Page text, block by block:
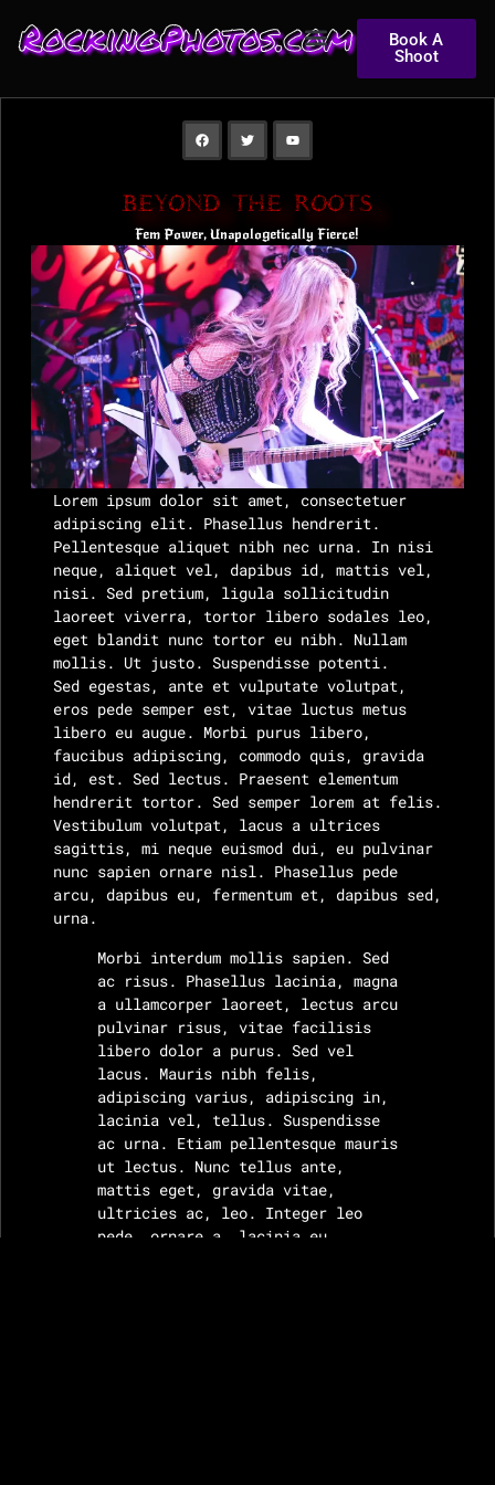
RockingPhotos.com
Book A
Shoot
BEYOND THE ROOTS
Fem Power, Unapologetically Fierce!
Lorem ipsum dolor sit amet, consectetuer
adipiscing elit. Phasellus hendrerit.
Pellentesque aliquet nibh nec urna. In nisi
neque, aliquet vel, dapibus id, mattis vel,
nisi. Sed pretium, ligula sollicitudin
laoreet viverra, tortor libero sodales leo,
eget blandit nunc tortor eu nibh. Nullam
mollis. Ut justo. Suspendisse potenti.
Sed egestas, ante et vulputate volutpat,
eros pede semper est, vitae luctus metus
libero eu augue. Morbi purus libero,
faucibus adipiscing, commodo quis, gravida
id, est. Sed lectus. Praesent elementum
hendrerit tortor. Sed semper lorem at felis.
Vestibulum volutpat, lacus a ultrices
sagittis, mi neque euismod dui, eu pulvinar
nunc sapien ornare nisl. Phasellus pede
arcu, dapibus eu, fermentum et, dapibus sed,
urna.
Morbi interdum mollis sapien. Sed
ac risus. Phasellus lacinia, magna
a ullamcorper laoreet, lectus arcu
pulvinar risus, vitae facilisis
libero dolor a purus. Sed vel
lacus. Mauris nibh felis,
adipiscing varius, adipiscing in,
lacinia vel, tellus. Suspendisse
ac urna. Etiam pellentesque mauris
ut lectus. Nunc tellus ante,
mattis eget, gravida vitae,
ultricies ac, leo. Integer leo
pede, ornare a, lacinia eu,